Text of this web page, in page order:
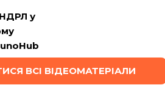
НДРЛ у
ВСІ ВІДЕОМАТЕРІАЛИ